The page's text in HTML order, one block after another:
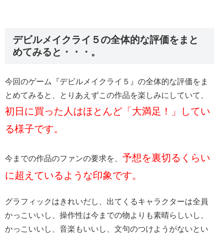
デビルメイクライ５の全体的な評価をまと
めてみると・・・。
今回のゲーム『デビルメイクライ５』の全体的な評価をま
とめてみると、とりあえずこの作品を楽しみにしていて、
初日に買った人はほとんど「大満足！」してい
る様子です。
今までの作品のファンの要求を、 予想を裏切るくらい
に超えているような印象です。
グラフィックはきれいだし、出てくるキャラクターは全員
かっこいいし、操作性は今までの物よりも素晴らしいし、
かっこいいし、音楽もいいし、文句のつけようがないとい